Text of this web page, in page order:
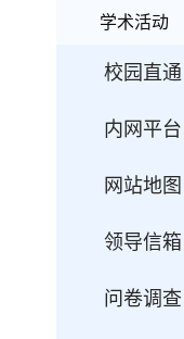
学术活动
校园直通
内网平台
网站地图
领导信箱
问卷调查